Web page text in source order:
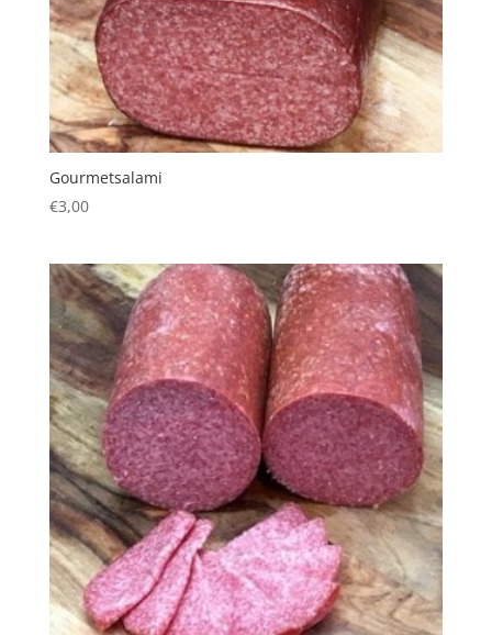
Gourmetsalami
€3,00